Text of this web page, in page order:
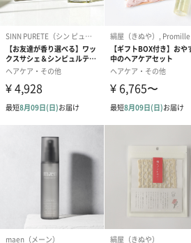
配送用のダンボールを装飾いたします
送りする際に人気のオプションです。
合は、紙袋との併用もおすすめです。
ダンボール装飾（ひま
ダンボール装
ーリップ）（